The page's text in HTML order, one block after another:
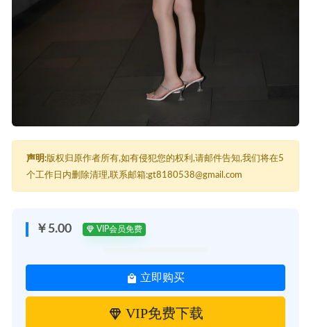
声明:版权归原作者所有,如有侵犯您的权利,请邮件告知,我们将在5
个工作日内删除清理,联系邮箱:gt8180538@gmail.com
￥5.00 VIP会员免费
立即购买
VIP免费下载